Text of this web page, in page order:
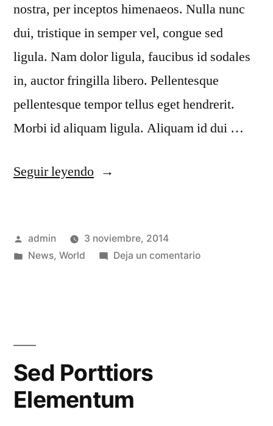
nostra, per inceptos himenaeos. Nulla nunc
dui, tristique in semper vel, congue sed
ligula. Nam dolor ligula, faucibus id sodales
in, auctor fringilla libero. Pellentesque
pellentesque tempor tellus eget hendrerit.
Morbi id aliquam ligula. Aliquam id dui …
Seguir leyendo
admin
3 noviembre, 2014
News, World Deja un comentario
Sed Porttiors
Elementum